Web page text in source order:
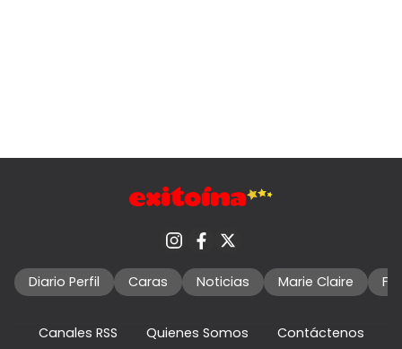
Diario Perfil Caras Noticias Marie Claire
Canales RSS Quienes Somos
Contáctenos